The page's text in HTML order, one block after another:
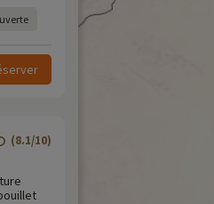
(8.1/10)